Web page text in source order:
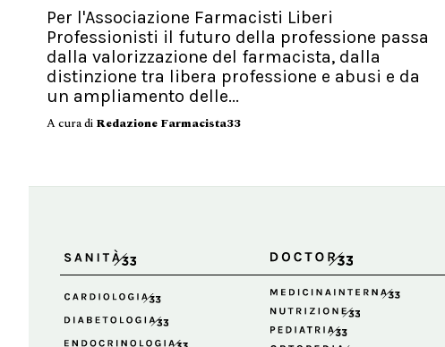
Per l'Associazione Farmacisti Liberi
Professionisti il futuro della professione passa
dalla valorizzazione del farmacista, dalla
distinzione tra libera professione e abusi e da
un ampliamento delle...
A cura di Redazione Farmacista33